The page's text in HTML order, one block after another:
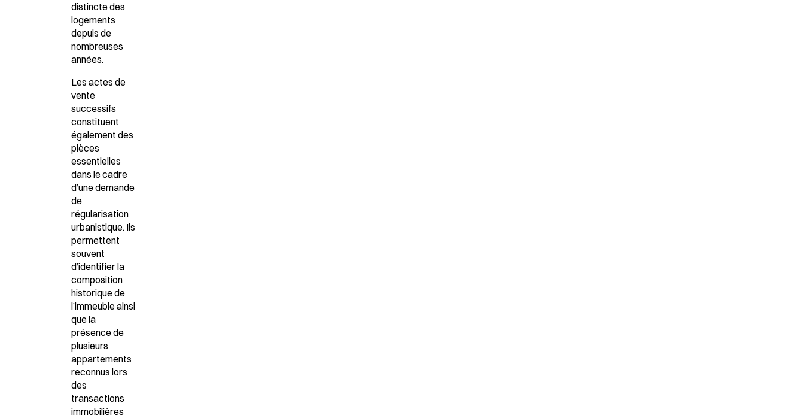
distincte des
logements
depuis de
nombreuses
années.
Les actes de
vente
successifs
constituent
également des
pièces
essentielles
dans le cadre
d’une demande
de
régularisation
urbanistique. Ils
permettent
souvent
d’identifier la
composition
historique de
l’immeuble ainsi
que la
présence de
plusieurs
appartements
reconnus lors
des
transactions
immobilières